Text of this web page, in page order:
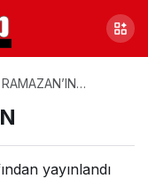
RAMAZAN’IN
yayınlandı
Paylaş